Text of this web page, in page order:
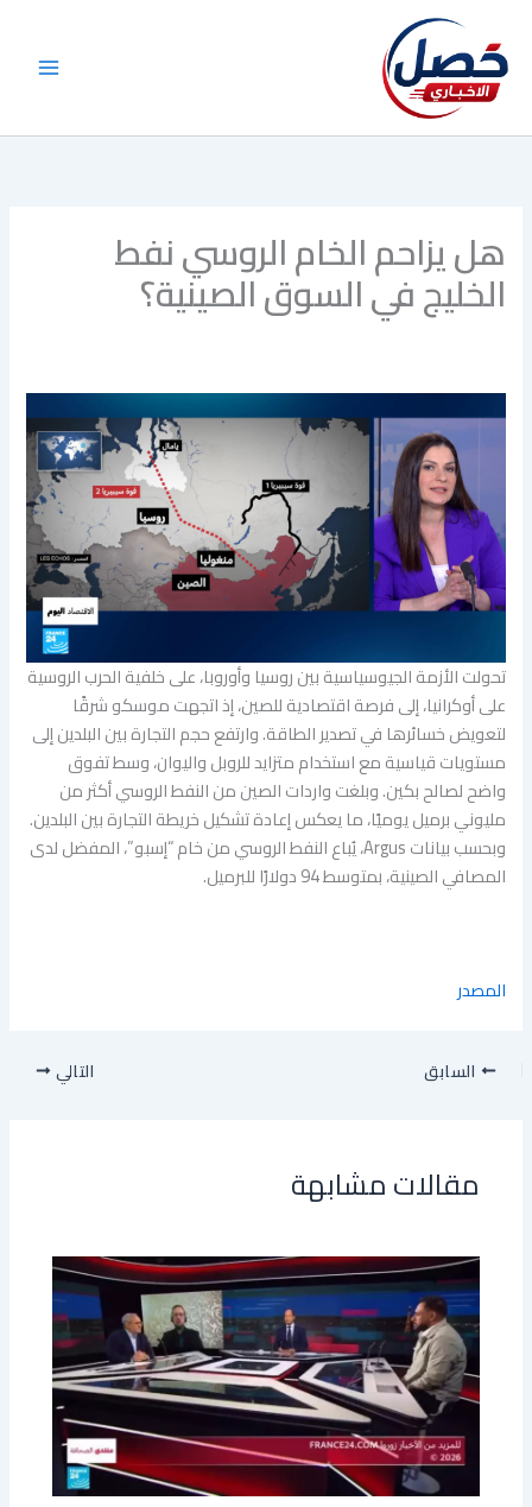
المحتوى
هل يزاحم الخام الروسي نفط
الخليج في السوق الصينية؟
تحولت الأزمة الجيوسياسية بين روسيا وأوروبا، على خلفية الحرب الروسية
على أوكرانيا، إلى فرصة اقتصادية للصين، إذ اتجهت موسكو شرقًا
لتعويض خسائرها في تصدير الطاقة. وارتفع حجم التجارة بين البلدين إلى
مستويات قياسية مع استخدام متزايد للروبل واليوان، وسط تفوق
واضح لصالح بكين. وبلغت واردات الصين من النفط الروسي أكثر من
مليوني برميل يوميًا، ما يعكس إعادة تشكيل خريطة التجارة بين البلدين.
وبحسب بيانات Argus، يُباع النفط الروسي من خام “إسبو”، المفضل لدى
المصافي الصينية، بمتوسط 94 دولارًا للبرميل.
المصدر
السابق التالي
مقالات مشابهة